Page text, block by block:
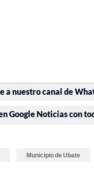
a nuestro canal de
Google Noticias con
Municipio de Ubate